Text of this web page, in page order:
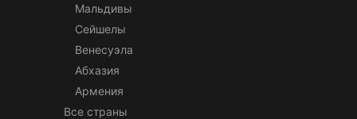
Мальдивы
Сейшелы
Венесуэла
Абхазия
Армения
Все страны